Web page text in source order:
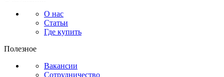
О нас
Статьи
Где купить
Полезное
Вакансии
Сотрудничество